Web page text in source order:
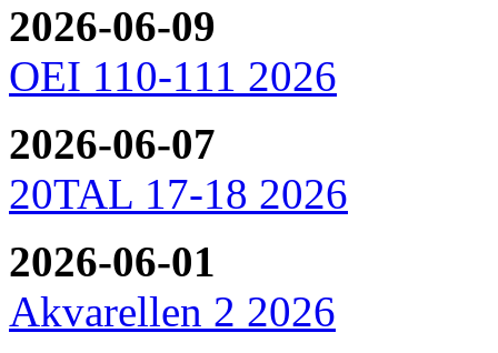
2026-06-09
OEI 110-111 2026
2026-06-07
20TAL 17-18 2026
2026-06-01
Akvarellen 2 2026